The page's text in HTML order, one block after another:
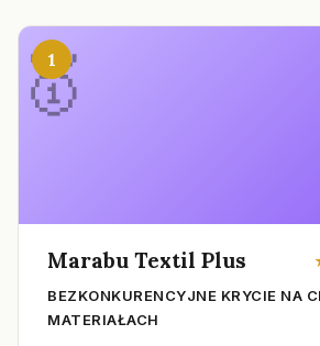
1
Marabu Textil Plus
BEZKONKURENCYJNE KRYCIE NA
MATERIAŁACH